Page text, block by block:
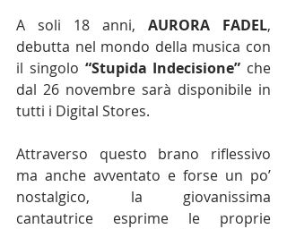
A soli 18 anni, AURORA FADEL,
debutta nel mondo della musica con
il singolo “Stupida Indecisione” che
dal 26 novembre sarà disponibile in
tutti i Digital Stores.
Attraverso questo brano riflessivo
ma anche avventato e forse un po’
nostalgico, la giovanissima
cantautrice esprime le proprie